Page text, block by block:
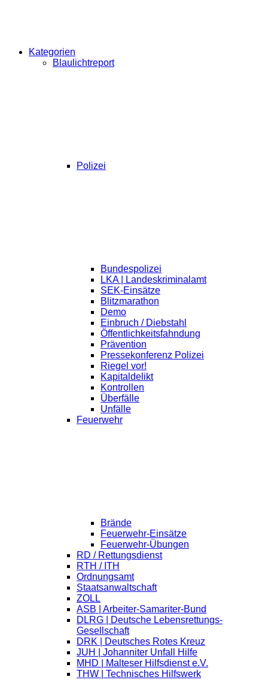
Kategorien
Blaulichtreport
Polizei
Bundespolizei
LKA | Landeskriminalamt
SEK-Einsätze
Blitzmarathon
Demo
Einbruch / Diebstahl
Öffentlichkeitsfahndung
Prävention
Pressekonferenz Polizei
Riegel vor!
Kapitaldelikt
Kontrollen
Überfälle
Unfälle
Feuerwehr
Brände
Feuerwehr-Einsätze
Feuerwehr-Übungen
RD / Rettungsdienst
RTH / ITH
Ordnungsamt
Staatsanwaltschaft
ZOLL
ASB | Arbeiter-Samariter-Bund
DLRG | Deutsche Lebensrettungs-
Gesellschaft
DRK | Deutsches Rotes Kreuz
JUH | Johanniter Unfall Hilfe
MHD | Malteser Hilfsdienst e.V.
THW | Technisches Hilfswerk